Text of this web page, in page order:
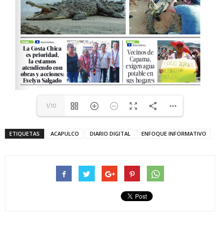
1/10
ETIQUETAS ACAPULCO DIARIO DIGITAL ENFOQUE INFORMATIVO